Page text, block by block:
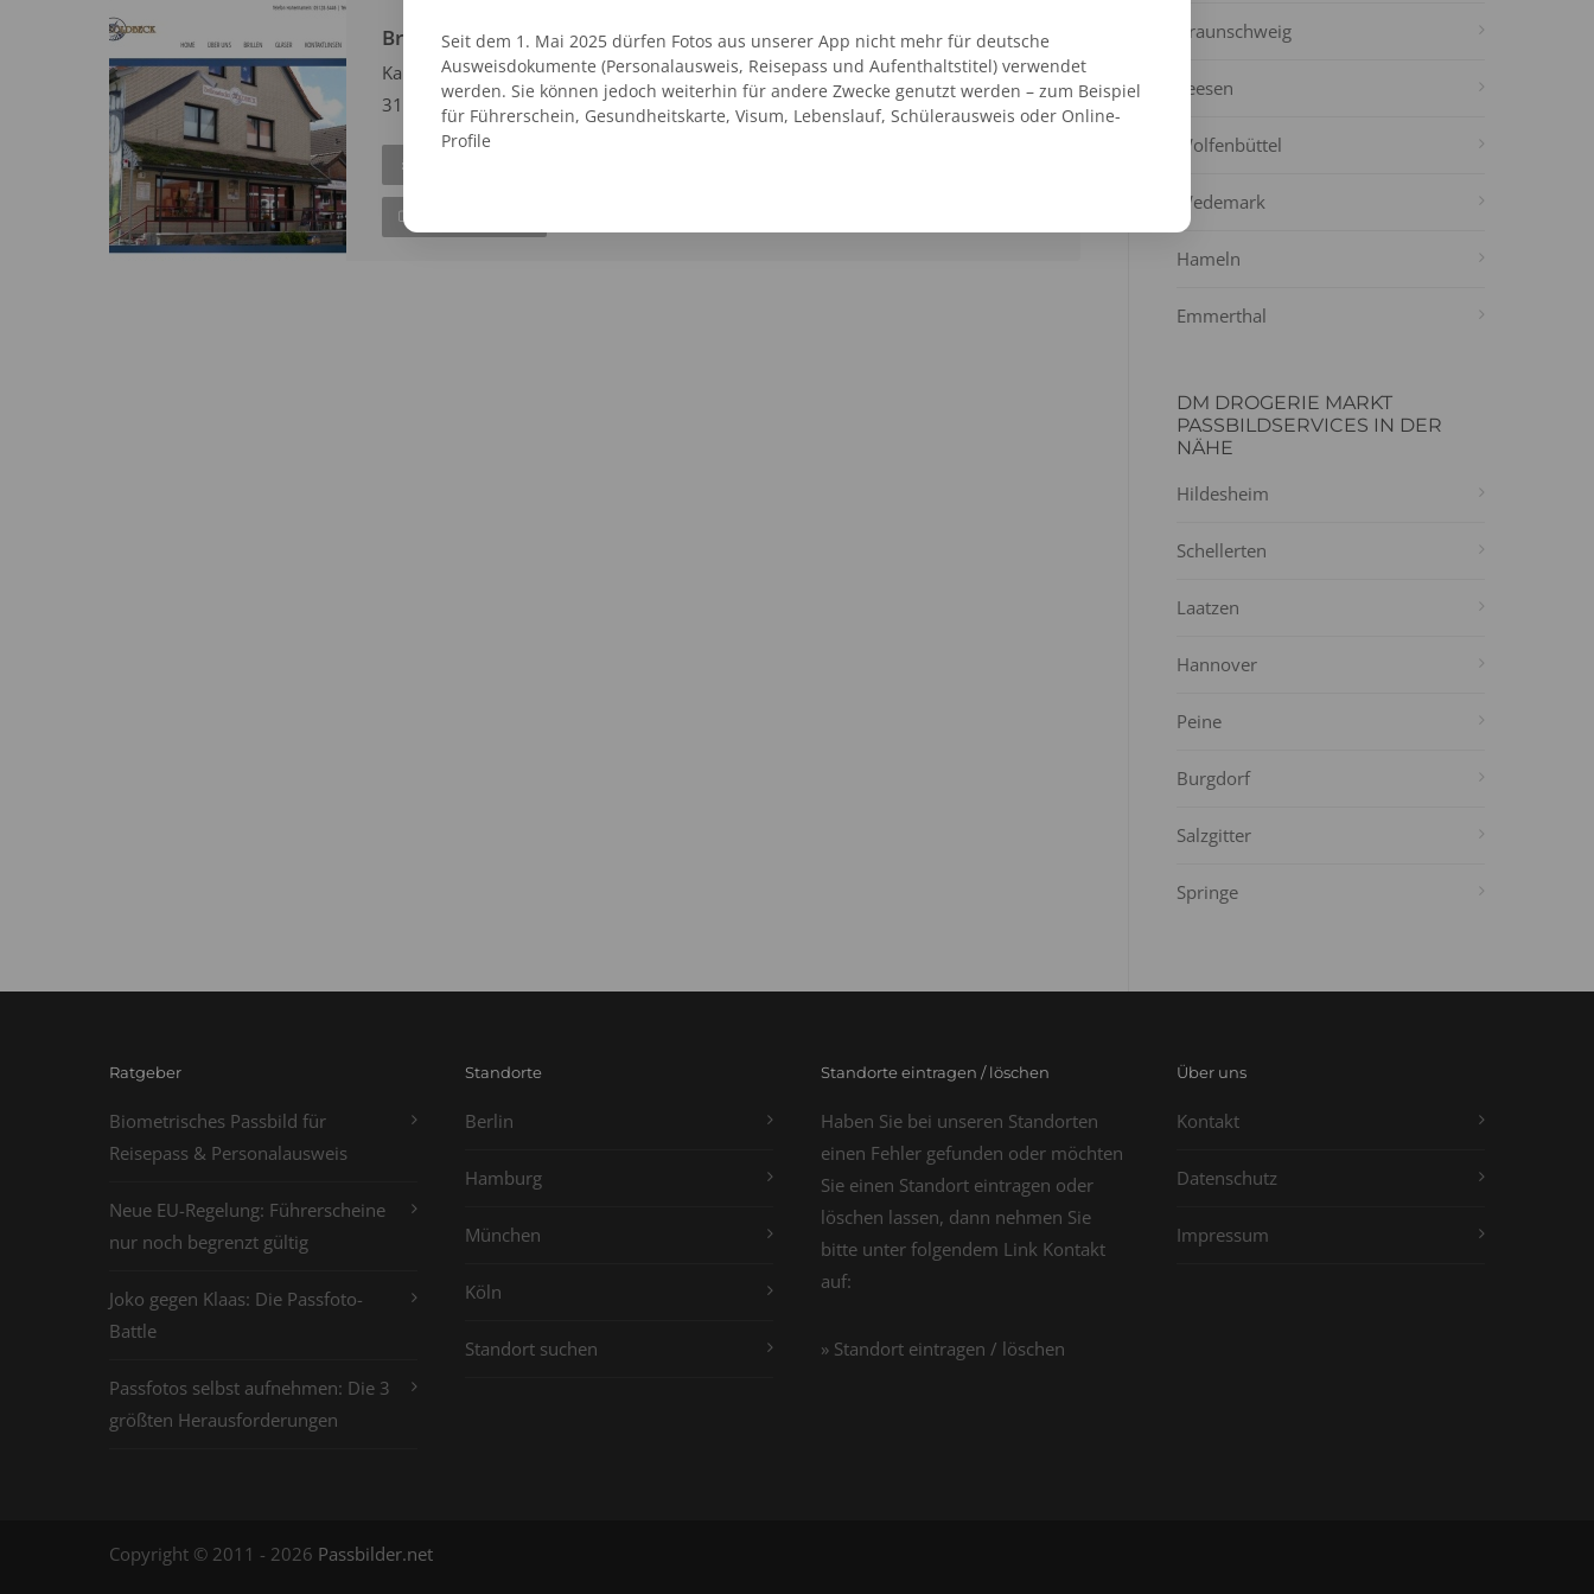
Brillenstudio Goldbeck
Kaiserstraße 1
31177 Harsum
05127 214971
Braunschweig
Seesen
Wolfenbüttel
Wedemark
Hameln
Emmerthal
DM DROGERIE MARKT
PASSBILDSERVICES IN DER
NÄHE
Hildesheim
Schellerten
Laatzen
Hannover
Peine
Burgdorf
Salzgitter
Springe
Ratgeber
Biometrisches Passbild für
Reisepass & Personalausweis
Neue EU-Regelung: Führerscheine
nur noch begrenzt gültig
Joko gegen Klaas: Die Passfoto-
Battle
Passfotos selbst aufnehmen: Die 3
größten Herausforderungen
Standorte
Berlin
Hamburg
München
Köln
Standort suchen
Standorte eintragen / löschen
Haben Sie bei unseren Standorten
einen Fehler gefunden oder möchten
Sie einen Standort eintragen oder
löschen lassen, dann nehmen Sie
bitte unter folgendem Link Kontakt
auf:
» Standort eintragen / löschen
Über uns
Kontakt
Datenschutz
Impressum
Copyright © 2011 - 2026 Passbilder.net
Seit dem 1. Mai 2025 dürfen Fotos aus unserer App nicht mehr für deutsche
Ausweisdokumente (Personalausweis, Reisepass und Aufenthaltstitel) verwendet
werden. Sie können jedoch weiterhin für andere Zwecke genutzt werden – zum Beispiel
für Führerschein, Gesundheitskarte, Visum, Lebenslauf, Schülerausweis oder Online-
Profile